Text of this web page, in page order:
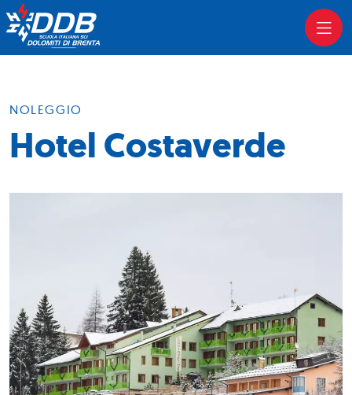
Hotel Costaverde
NOLEGGIO